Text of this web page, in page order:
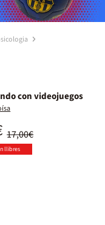
con videojuegos
17,00€
llibres